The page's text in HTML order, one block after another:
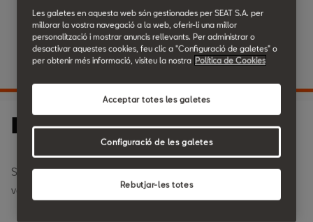
Dècada de 1950.
SEAT arriba per fer història. La producció arriba als 10.000
vehicles per any. I amb l'icònic SEAT 600 neix una estrella.
Les galetes en aquesta web són gestionades per SEAT S.A. per
millorar la vostra navegació a la web, oferir-li una millor
personalització i mostrar anuncis rellevants. Per administrar o
desactivar aquestes cookies, feu clic a "Configuració de galetes" o
per obtenir més informació, visiteu la nostra Política de Cookies
Rebutjar-les totes
Acceptar totes les galetes
Configuració de les galetes